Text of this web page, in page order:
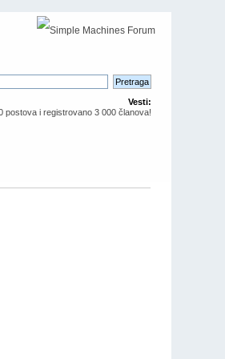
Vesti:
postova i registrovano 3 000 članova!